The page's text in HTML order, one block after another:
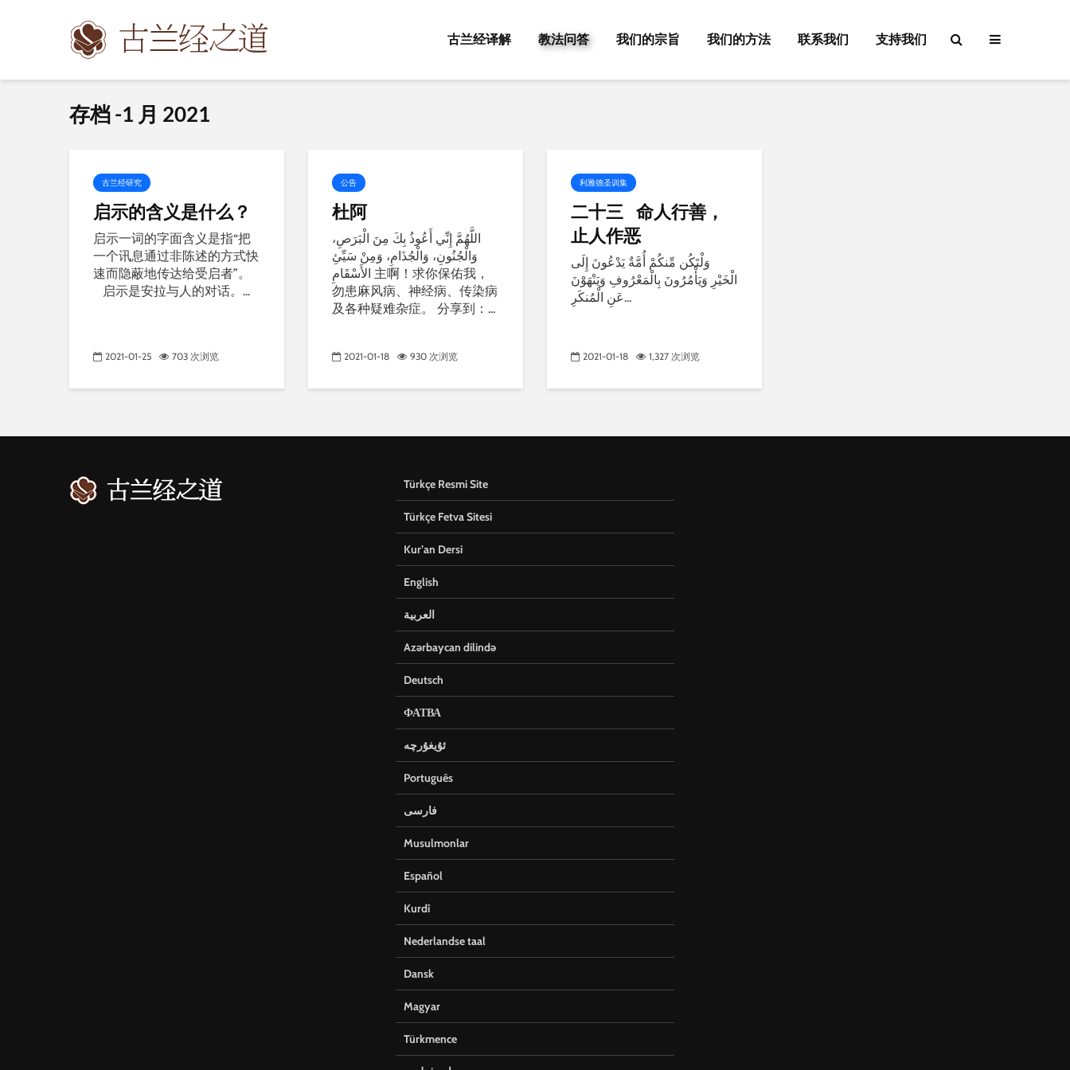
古兰经译解 教法问答 我们的宗旨 我们的方法 联系我们 支持我们
存档 -1 月 2021
古兰经研究
启示的含义是什么？
启示一词的字面含义是指“把
一个讯息通过非陈述的方式快
速而隐蔽地传达给受启者”。
启示是安拉与人的对话。...
2021-01-25 703 次浏览
公告
杜阿
اللَّهُمَّ إِنِّي أَعُوذُ بِكَ مِنَ الْبَرَصِ،
وَالْجُنُونِ، وَالْجُذَامِ، وَمِنْ سَيِّئِ
الأَسْقَامِ 主啊！求你保佑我，
勿患麻风病、神经病、传染病
及各种疑难杂症。 分享到：...
2021-01-18 930 次浏览
利雅德圣训集
二十三 命人行善，
止人作恶
وَلْتَكُن مِّنكُمْ أُمَّةٌ يَدْعُونَ إِلَى
الْخَيْرِ وَيَأْمُرُونَ بِالْمَعْرُوفِ وَيَنْهَوْنَ
عَنِ الْمُنكَرِ...
2021-01-18 1,327 次浏览
Türkçe Resmi Site
Türkçe Fetva Sitesi
Kur’an Dersi
English
العربية
Azərbaycan dilində
Deutsch
ФАТВА
ئۇيغۇرچە
Português
فارسی
Musulmonlar
Español
Kurdî
Nederlandse taal
Dansk
Magyar
Türkmence